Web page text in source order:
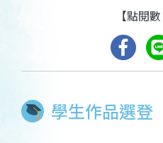
學生作品選登
【點閱